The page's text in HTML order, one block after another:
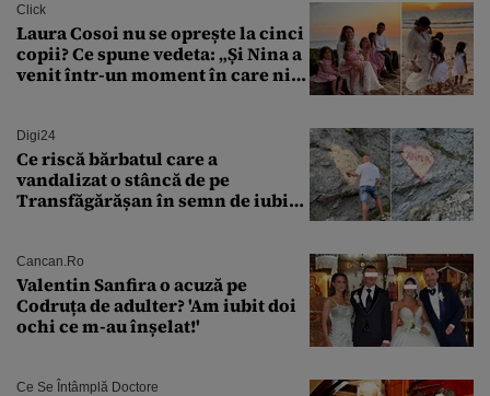
Click
Laura Cosoi nu se oprește la cinci
copii? Ce spune vedeta: „Și Nina a
venit într-un moment în care nici
Digi24
Ce riscă bărbatul care a
vandalizat o stâncă de pe
Transfăgărășan în semn de iubire
Cancan.ro
Valentin Sanfira o acuză pe
Codruța de adulter? 'Am iubit doi
ochi ce m-au înșelat!'
Ce Se Întâmplă Doctore